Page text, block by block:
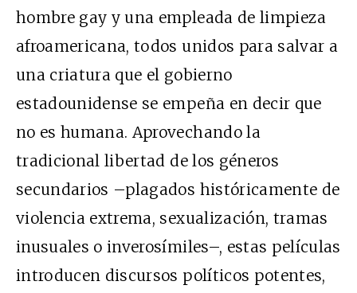
hombre gay y una empleada de limpieza
afroamericana, todos unidos para salvar a
una criatura que el gobierno
estadounidense se empeña en decir que
no es humana. Aprovechando la
tradicional libertad de los géneros
secundarios –plagados históricamente de
violencia extrema, sexualización, tramas
inusuales o inverosímiles–, estas películas
introducen discursos políticos potentes,